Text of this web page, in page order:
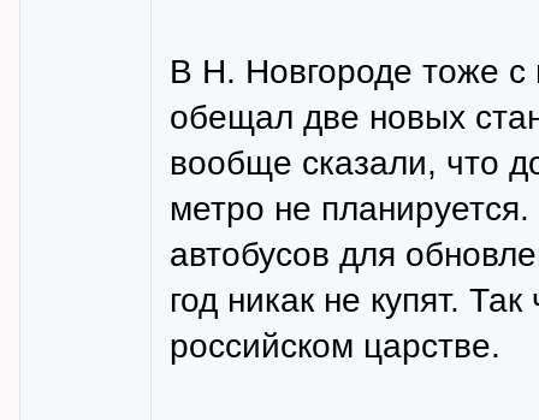
В Н. Новгороде тоже с
обещал две новых
вообще сказали, что
метро не
автобусов для
год никак не купят.
российском царстве.